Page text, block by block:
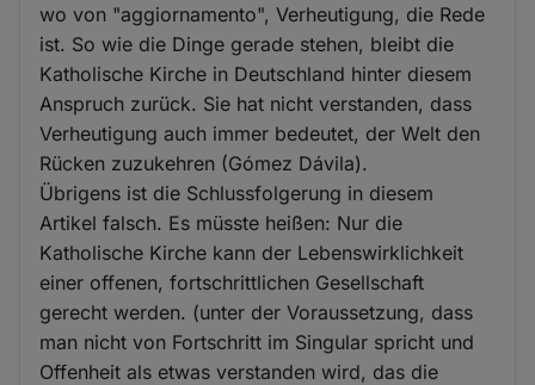
wo von "aggiornamento", Verheutigung, die Rede
ist. So wie die Dinge gerade stehen, bleibt die
Katholische Kirche in Deutschland hinter diesem
Anspruch zurück. Sie hat nicht verstanden, dass
Verheutigung auch immer bedeutet, der Welt den
Rücken zuzukehren (Gómez Dávila).
Übrigens ist die Schlussfolgerung in diesem
Artikel falsch. Es müsste heißen: Nur die
Katholische Kirche kann der Lebenswirklichkeit
einer offenen, fortschrittlichen Gesellschaft
gerecht werden. (unter der Voraussetzung, dass
man nicht von Fortschritt im Singular spricht und
Offenheit als etwas verstanden wird, das die